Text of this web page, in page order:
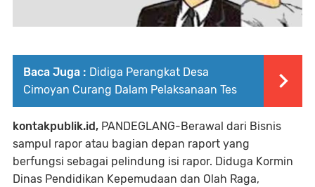
Baca Juga : Didiga Perangkat Desa
Cimoyan Curang Dalam Pelaksanaan Tes
kontakpublik.id, PANDEGLANG-Berawal dari Bisnis
sampul rapor atau bagian depan raport yang
berfungsi sebagai pelindung isi rapor. Diduga Kormin
Dinas Pendidikan Kepemudaan dan Olah Raga,